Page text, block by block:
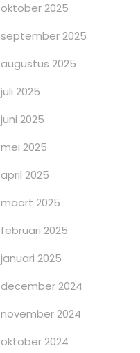
oktober 2025
september 2025
augustus 2025
juli 2025
juni 2025
mei 2025
april 2025
maart 2025
februari 2025
januari 2025
december 2024
november 2024
oktober 2024